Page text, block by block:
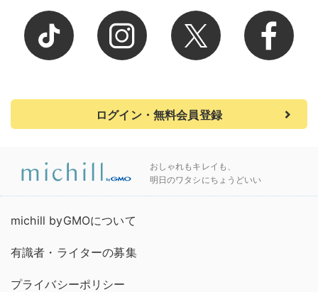
ログイン・無料会員登録
おしゃれもキレイも、
明日のワタシにちょうどいい
michill byGMOについて
有識者・ライターの募集
プライバシーポリシー